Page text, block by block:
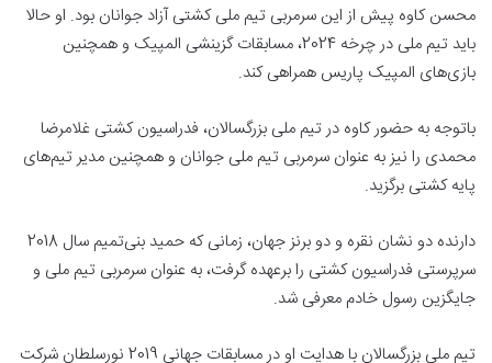
محسن کاوه پیش از این سرمربی تیم ملی کشتی آزاد جوانان بود. او حالا
باید تیم ملی در چرخه 2024، مسابقات گزینشی المپیک و همچنین
بازی‌های المپیک پاریس همراهی کند.
باتوجه به حضور کاوه در تیم ملی بزرگسالان، فدراسیون کشتی غلامرضا
محمدی را نیز به عنوان سرمربی تیم ملی جوانان و همچنین مدیر تیم‌های
پایه کشتی برگزید.
دارنده دو نشان نقره و دو برنز جهان، زمانی که حمید بنی‌تمیم سال 2018
سرپرستی فدراسیون کشتی را برعهده گرفت، به عنوان سرمربی تیم ملی و
جایگزین رسول خادم معرفی شد.
تیم ملی بزرگسالان با هدایت او در مسابقات جهانی 2019 نورسلطان شرکت